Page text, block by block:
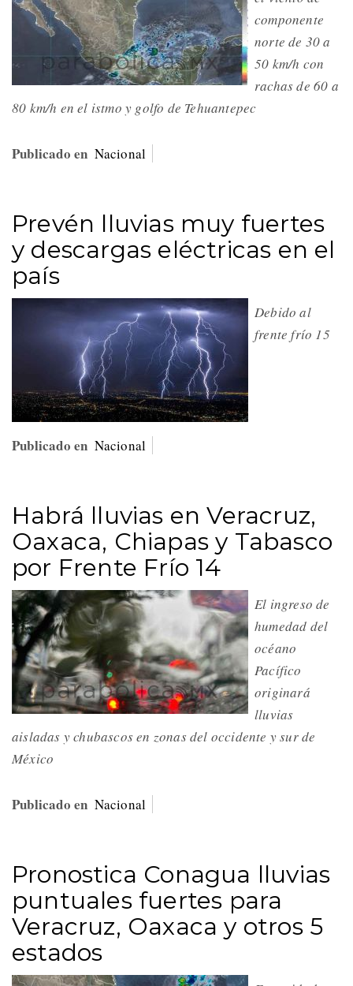
componente
norte de 30 a
50 km/h con
rachas de 60 a
80 km/h en el istmo y golfo de Tehuantepec
Publicado en Nacional
Prevén lluvias muy fuertes
y descargas eléctricas en el
país
Debido al
frente frío 15
Publicado en Nacional
Habrá lluvias en Veracruz,
Oaxaca, Chiapas y Tabasco
por Frente Frío 14
El ingreso de
humedad del
océano
Pacífico
originará
lluvias
aisladas y chubascos en zonas del occidente y sur de
México
Publicado en Nacional
Pronostica Conagua lluvias
puntuales fuertes para
Veracruz, Oaxaca y otros 5
estados